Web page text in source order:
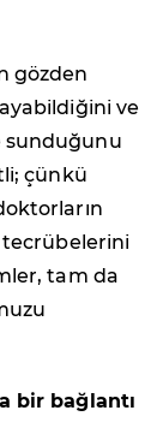
gözden
ve
sunduğunu
çünkü
tecrübelerini
tam da
bir bağlantı